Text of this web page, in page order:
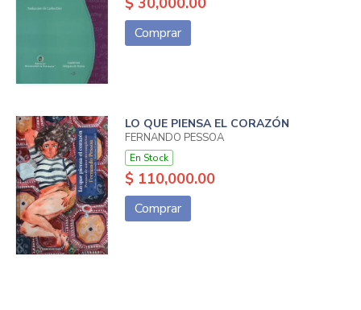
Comprar
LO QUE PIENSA EL CORAZÓN
FERNANDO PESSOA
En Stock
$ 110,000.00
Comprar